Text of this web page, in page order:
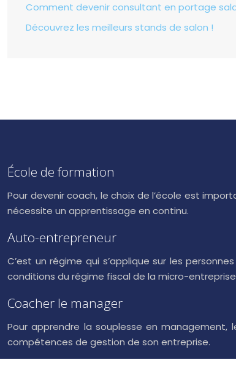
Comment devenir consultant en portage
Découvrez les meilleurs stands de salon !
École de formation
Pour devenir coach, le choix de l’école est
nécessite un apprentissage en continu.
Auto-entrepreneur
C’est un régime qui s’applique sur les
conditions du régime fiscal de la micro-entreprise
Coacher le manager
Pour apprendre la souplesse en management,
compétences de gestion de son entreprise.